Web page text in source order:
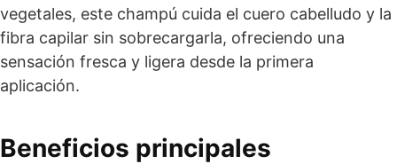
vegetales, este champú cuida el cuero cabelludo y la
fibra capilar sin sobrecargarla, ofreciendo una
sensación fresca y ligera desde la primera
aplicación.
Beneficios principales